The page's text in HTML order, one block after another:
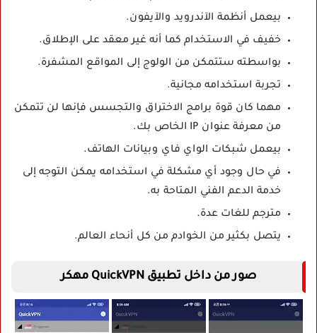
بيعمل أنظمة الآندرويد والآيفون.
خفيف في الاستخدام كما أنه غير معقد على الإطلاق.
بواسطته ستتمكن من الولوج إلى المواقع المشفرة.
تجربة استخدامه مجانية.
مهما كان قوة برامج الاختراق والتجسس فإنها لن تتمكن
من معرفة عنوان IP الخاص بك.
بيعمل شبكات الواي فاي وبيانات الهاتف.
في حال وجود أي مشكلة في استخدامه يمكن التوجه إلى
خدمة الدعم الفني المتاحة به.
مترجم للغات عدة.
يتصل بكثير من الخوادم من كل أنحاء العالم.
صور من داخل تطبيق QuickVPN مهكر